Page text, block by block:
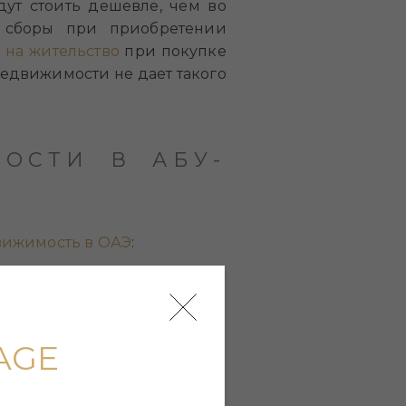
стоить дешевле, чем во
при приобретении
жительство при покупке
не дает такого
В АБУ-
в ОАЭ: